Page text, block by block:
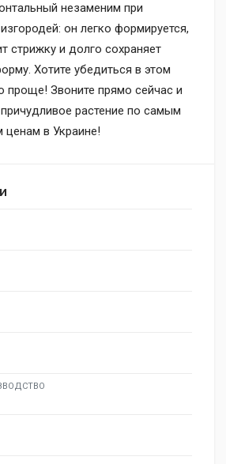
незаменим при
он легко формируется,
стрижку и долго сохраняет
Хотите убедиться в этом
проще! Звоните прямо сейчас и
растение по самым
ценам в Украине!